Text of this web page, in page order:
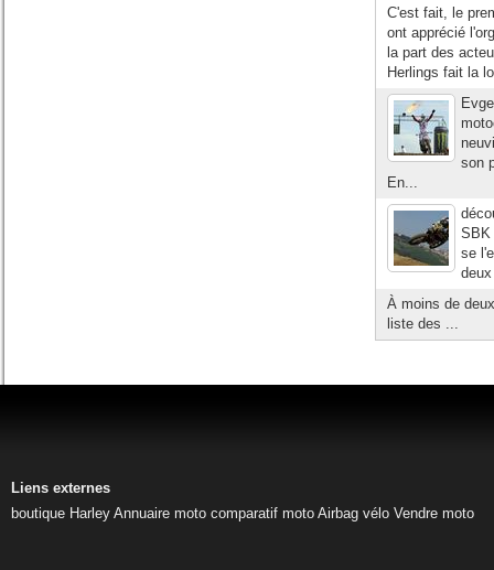
C'est fait, le
ont apprécié
la part des
Herlings fait la
son
En...
SBK
se
À moins de
liste des ...
Liens externes
boutique Harley Annuaire moto comparatif moto Airbag vélo Vendre moto